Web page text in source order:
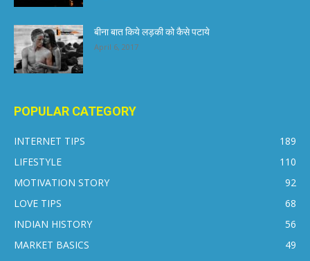
बीना बात किये लड़की को कैसे पटाये
April 6, 2017
POPULAR CATEGORY
INTERNET TIPS
189
LIFESTYLE
110
MOTIVATION STORY
92
LOVE TIPS
68
INDIAN HISTORY
56
MARKET BASICS
49